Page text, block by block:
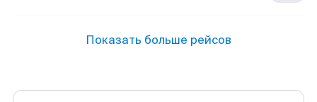
Показать больше рейсов